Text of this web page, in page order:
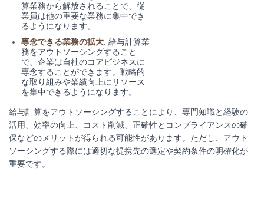
算業務から解放されることで、従
業員は他の重要な業務に集中でき
るようになります。
専念できる業務の拡大: 給与計算業
務をアウトソーシングすること
で、企業は自社のコアビジネスに
専念することができます。戦略的
な取り組みや業績向上にリソース
を集中できるようになります。
給与計算をアウトソーシングすることにより、専門知識と経験の
活用、効率の向上、コスト削減、正確性とコンプライアンスの確
保などのメリットが得られる可能性があります。ただし、アウト
ソーシングする際には適切な提携先の選定や契約条件の明確化が
重要です。